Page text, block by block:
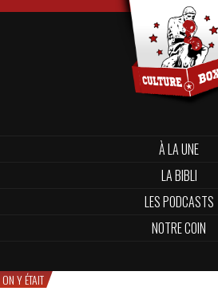
À LA UNE
LA BIBLI
LES PODCASTS
NOTRE COIN
ON Y ÉTAIT